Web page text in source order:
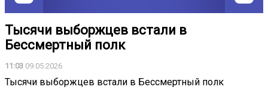
Тысячи выборжцев встали в
Бессмертный полк
11:03 09.05.2026
Тысячи выборжцев встали в Бессмертный полк